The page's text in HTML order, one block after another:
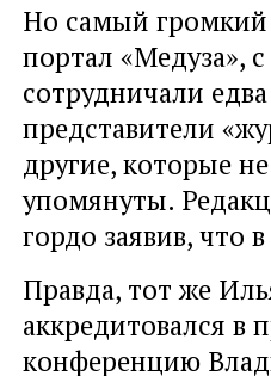
Но самый
портал «Медуза»,
сотрудничали
представители
другие, которые
упомянуты.
гордо заявив, что
Правда, тот же
аккредитовался в
конференцию